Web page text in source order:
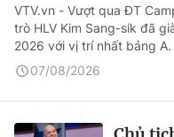
VTV.vn - Vượt qua ĐT
trò HLV Kim Sang-sik đã
2026 với vị trí nhất bảng A.
07/08/2026